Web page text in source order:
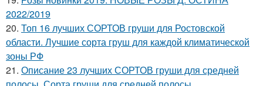
2022/2019
20. Топ 16 лучших СОРТОВ груши для Ростовской
области. Лучшие сорта груш для каждой климатической
зоны РФ
21. Описание 23 лучших СОРТОВ груши для средней